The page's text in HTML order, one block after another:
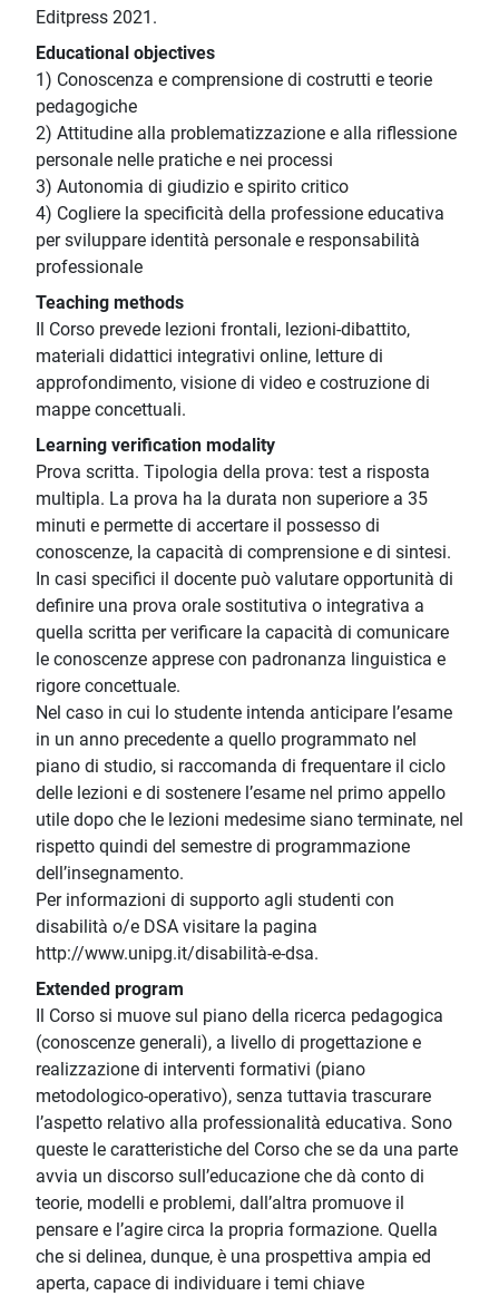
Editpress 2021.
Educational objectives
1) Conoscenza e comprensione di costrutti e teorie
pedagogiche
2) Attitudine alla problematizzazione e alla riflessione
personale nelle pratiche e nei processi
3) Autonomia di giudizio e spirito critico
4) Cogliere la specificità della professione educativa
per sviluppare identità personale e responsabilità
professionale
Teaching methods
Il Corso prevede lezioni frontali, lezioni-dibattito,
materiali didattici integrativi online, letture di
approfondimento, visione di video e costruzione di
mappe concettuali.
Learning verification modality
Prova scritta. Tipologia della prova: test a risposta
multipla. La prova ha la durata non superiore a 35
minuti e permette di accertare il possesso di
conoscenze, la capacità di comprensione e di sintesi.
In casi specifici il docente può valutare opportunità di
definire una prova orale sostitutiva o integrativa a
quella scritta per verificare la capacità di comunicare
le conoscenze apprese con padronanza linguistica e
rigore concettuale.
Nel caso in cui lo studente intenda anticipare l’esame
in un anno precedente a quello programmato nel
piano di studio, si raccomanda di frequentare il ciclo
delle lezioni e di sostenere l’esame nel primo appello
utile dopo che le lezioni medesime siano terminate, nel
rispetto quindi del semestre di programmazione
dell’insegnamento.
Per informazioni di supporto agli studenti con
disabilità o/e DSA visitare la pagina
http://www.unipg.it/disabilità-e-dsa.
Extended program
Il Corso si muove sul piano della ricerca pedagogica
(conoscenze generali), a livello di progettazione e
realizzazione di interventi formativi (piano
metodologico-operativo), senza tuttavia trascurare
l’aspetto relativo alla professionalità educativa. Sono
queste le caratteristiche del Corso che se da una parte
avvia un discorso sull’educazione che dà conto di
teorie, modelli e problemi, dall’altra promuove il
pensare e l’agire circa la propria formazione. Quella
che si delinea, dunque, è una prospettiva ampia ed
aperta, capace di individuare i temi chiave